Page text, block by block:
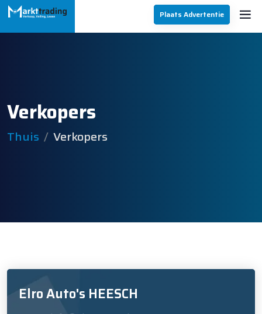
Plaats Advertentie
Verkopers
Thuis Verkopers
Elro Auto's HEESCH